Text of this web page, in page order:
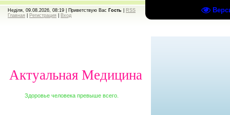
Неділя, 09.08.2026, 08:19 | Приветствую Вас Гость
RSS
Главная
Регистрация Вход
Актуальная Медицина
Здоровье человека превыше всего.